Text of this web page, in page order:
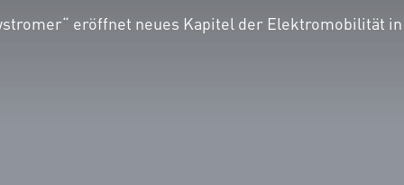
eröffnet neues Kapitel der Elektromobilität